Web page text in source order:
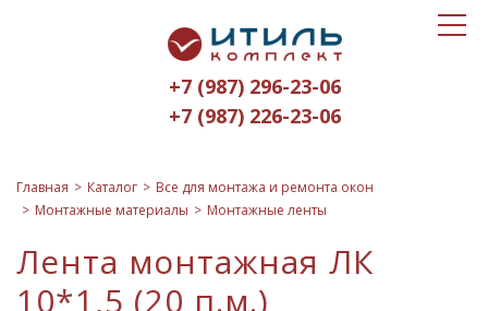
Итиль-
Комплект
logo
+7 (987) 296-23-06
+7 (987) 226-23-06
Toggle
Главная Каталог
Все для монтажа и ремонта окон
Монтажные материалы
Монтажные ленты
Лента монтажная ЛК
10*1,5 (20 п.м.)